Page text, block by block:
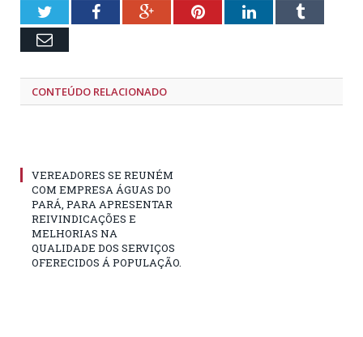
TwitterFacebookGoogle+PinterestLinkedInTumblr
Email
CONTEÚDO RELACIONADO
VEREADORES SE REUNÉM
COM EMPRESA ÁGUAS DO
PARÁ, PARA APRESENTAR
REIVINDICAÇÕES E
MELHORIAS NA
QUALIDADE DOS SERVIÇOS
OFERECIDOS Á POPULAÇÃO.